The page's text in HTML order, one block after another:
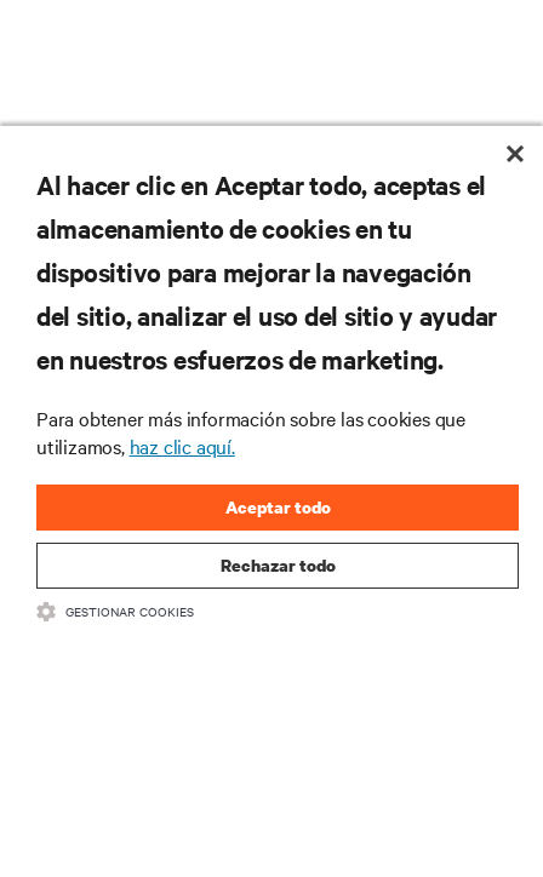
No se pierda nunca una
oferta
Regístrese en nuestra lista de correos
para recibir las últimas novedades de
industria de Vertiv.
REGISTRARSE
Al hacer clic en Aceptar todo, aceptas el
almacenamiento de cookies en tu
dispositivo para mejorar la navegación
del sitio, analizar el uso del sitio y ayudar
en nuestros esfuerzos de marketing.
Para obtener más información sobre las cookies que
utilizamos, haz clic aquí.
Rechazar todo
Aceptar todo
GESTIONAR COOKIES